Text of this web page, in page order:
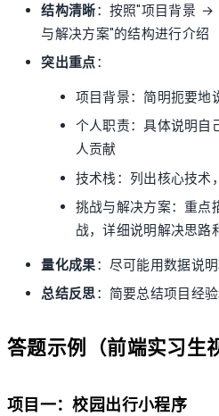
结构清晰：按照"项目背景
与解决方案"的结构进行介绍
突出重点：
项目背景：简明扼要地
个人职责：具体说明自
人贡献
技术栈：列出核心技术
挑战与解决方案：重点
战，详细说明解决思路
量化成果：尽可能用数据说
总结反思：简要总结项目经
答题示例（前端实习生
项目一：校园出行小程序